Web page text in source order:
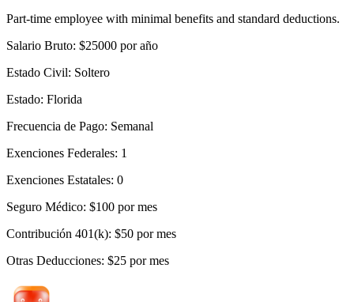
Part-time employee with minimal benefits and standard deductions.
Salario Bruto: $25000 por año
Estado Civil: Soltero
Estado: Florida
Frecuencia de Pago: Semanal
Exenciones Federales: 1
Exenciones Estatales: 0
Seguro Médico: $100 por mes
Contribución 401(k): $50 por mes
Otras Deducciones: $25 por mes